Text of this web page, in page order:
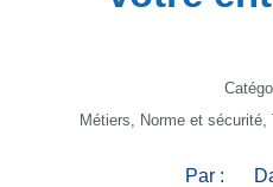
Métiers
Norme et sécurité,
Par :